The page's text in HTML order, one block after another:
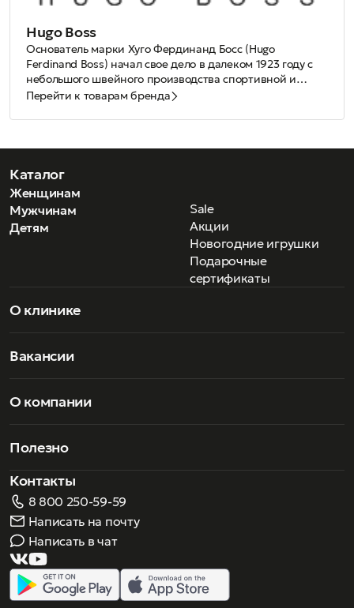
Hugo Boss
Основатель марки Хуго Фердинанд Босс (Hugo
Ferdinand Boss) начал свое дело в далеком 1923 году с
небольшого швейного производства спортивной и
рабочей одежды. С тех далеких времен и по
качестве своей продукции, которое привыкли получать
Оправы и солнцезащитные очки коллекции Boss
сочетаются с линиями классической одежды для
моделей, прекрасно дополнят образ делового мужчины.
Женские модели коллекции Boss Eyewear отличаются
элегантным дизайном в стиле минимализма.
Перейти к товарам бренда
Каталог
Женщинам
Мужчинам
Детям
Sale
Акции
Новогодние игрушки
Подарочные
сертификаты
О клинике
Вакансии
О компании
Полезно
Контакты
8 800 250-59-59
Написать на почту
Написать в чат